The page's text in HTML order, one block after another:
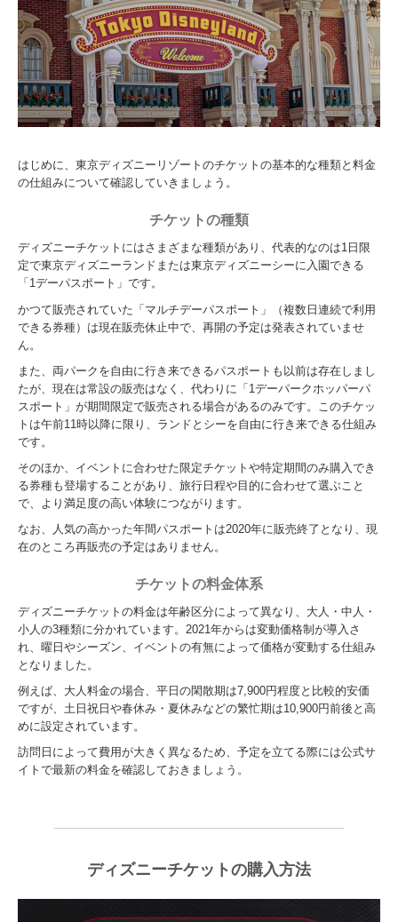
はじめに、東京ディズニーリゾートのチケットの基本的な種類と料金
の仕組みについて確認していきましょう。
チケットの種類
ディズニーチケットにはさまざまな種類があり、代表的なのは1日限
定で東京ディズニーランドまたは東京ディズニーシーに入園できる
「1デーパスポート」です。
かつて販売されていた「マルチデーパスポート」（複数日連続で利用
できる券種）は現在販売休止中で、再開の予定は発表されていませ
ん。
また、両パークを自由に行き来できるパスポートも以前は存在しまし
たが、現在は常設の販売はなく、代わりに「1デーパークホッパーパ
スポート」が期間限定で販売される場合があるのみです。このチケッ
トは午前11時以降に限り、ランドとシーを自由に行き来できる仕組み
です。
そのほか、イベントに合わせた限定チケットや特定期間のみ購入でき
る券種も登場することがあり、旅行日程や目的に合わせて選ぶこと
で、より満足度の高い体験につながります。
なお、人気の高かった年間パスポートは2020年に販売終了となり、現
在のところ再販売の予定はありません。
チケットの料金体系
ディズニーチケットの料金は年齢区分によって異なり、大人・中人・
小人の3種類に分かれています。2021年からは変動価格制が導入さ
れ、曜日やシーズン、イベントの有無によって価格が変動する仕組み
となりました。
例えば、大人料金の場合、平日の閑散期は7,900円程度と比較的安価
ですが、土日祝日や春休み・夏休みなどの繁忙期は10,900円前後と高
めに設定されています。
訪問日によって費用が大きく異なるため、予定を立てる際には公式サ
イトで最新の料金を確認しておきましょう。
ディズニーチケットの購入方法